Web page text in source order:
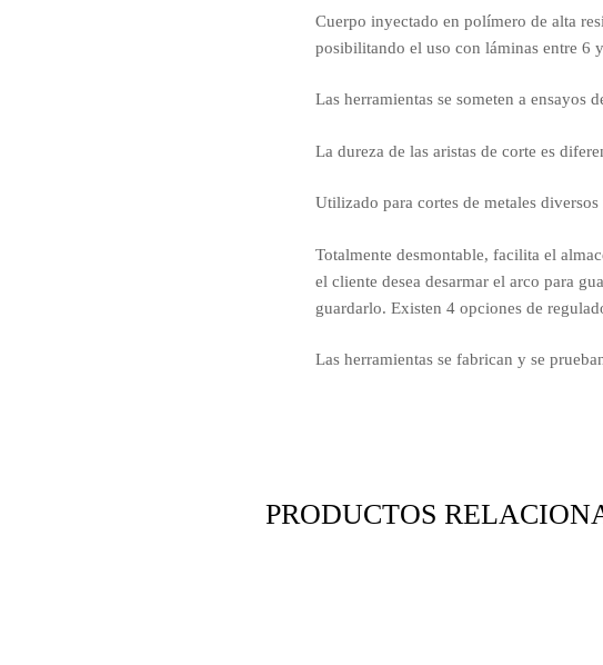
Cuerpo inyectado en polímero de alta
posibilitando el uso con láminas entre 6
Las herramientas se someten a ensayos
La dureza de las aristas de corte es
Utilizado para cortes de metales
Totalmente desmontable, facilita el
el cliente desea desarmar el arco para
guardarlo. Existen 4 opciones de
Las herramientas se fabrican y se
PRODUCTOS